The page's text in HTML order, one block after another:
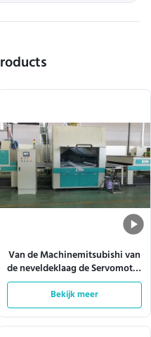
Van de Machinemitsubishi van
de neveldeklaag de Servomotor
W920mm 180m/Min
Bekijk meer